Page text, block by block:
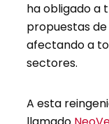
ha obligado a
propuestas
afectando a
sectores.
A esta